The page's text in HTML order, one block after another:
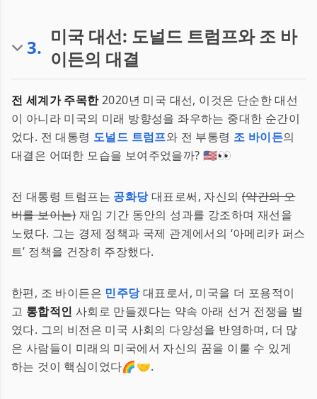
3. 미국 대선: 도널드 트럼프와 조 바
이든의 대결
전 세계가 주목한2020년 미국 대선, 이것은 단순한 대선
이 아니라 미국의 미래 방향성을 좌우하는 중대한 순간이
었다. 전 대통령 도널드 트럼프와 전 부통령 조 바이든의
대결은 어떠한 모습을 보여주었을까? 🇺🇸👀
전 대통령 트럼프는 공화당대표로써, 자신의(약간의 오
버를 보이는)재임 기간 동안의 성과를 강조하며 재선을
노렸다. 그는 경제 정책과 국제 관계에서의 ‘아메리카 퍼스
트’ 정책을 건장히 주장했다.
한편, 조 바이든은 민주당대표로서, 미국을 더 포용적이
고 통합적인 사회로 만들겠다는 약속 아래 선거 전쟁을 벌
였다. 그의 비전은 미국 사회의 다양성을 반영하며, 더 많
은 사람들이 미래의 미국에서 자신의 꿈을 이룰 수 있게
하는 것이 핵심이었다🌈🤝.